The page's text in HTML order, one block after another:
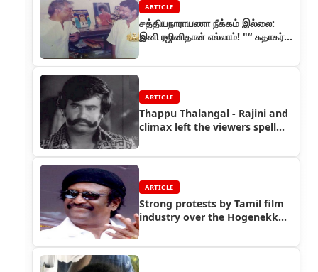
ARTICLE
சத்தியநாராயணா நீக்கம் இல்லை:
இனி ரஜினிதான் எல்லாம்! "“ சுதாகர்
ARTICLE
Thappu Thalangal - Rajini and
climax left the viewers spell
ARTICLE
Strong protests by Tamil film
industry over the Hogenekkal